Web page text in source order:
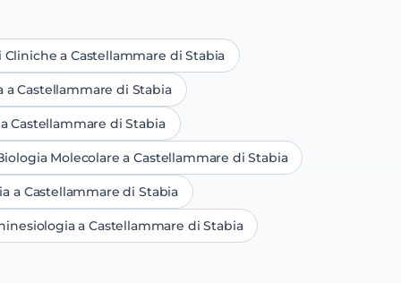
Cliniche a Castellammare di Stabia
a Castellammare di Stabia
Castellammare di Stabia
Molecolare a Castellammare di Stabia
a Castellammare di Stabia
a Castellammare di Stabia